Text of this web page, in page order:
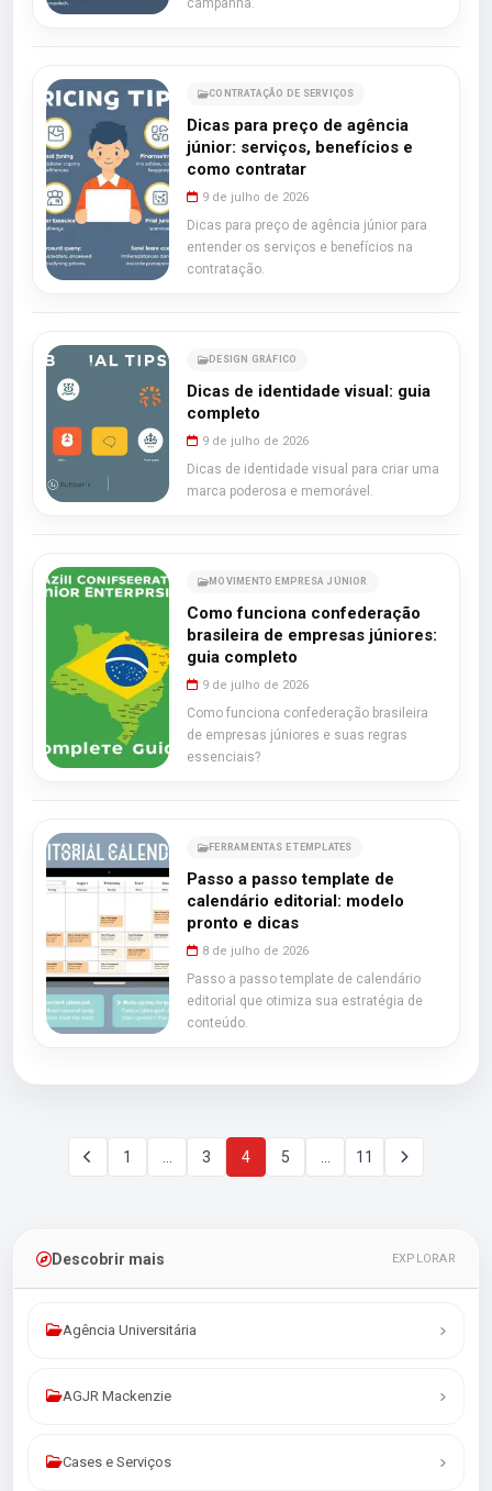
CONTRATAÇÃO DE SERVIÇOS
Dicas para preço de agência
júnior: serviços, benefícios e
como contratar
9 de julho de 2026
Dicas para preço de agência júnior para
entender os serviços e benefícios na
contratação.
DESIGN GRÁFICO
Dicas de identidade visual: guia
completo
9 de julho de 2026
Dicas de identidade visual para criar uma
marca poderosa e memorável.
MOVIMENTO EMPRESA JÚNIOR
Como funciona confederação
brasileira de empresas júniores:
guia completo
9 de julho de 2026
Como funciona confederação brasileira
de empresas júniores e suas regras
essenciais?
FERRAMENTAS E TEMPLATES
Passo a passo template de
calendário editorial: modelo
pronto e dicas
8 de julho de 2026
Passo a passo template de calendário
editorial que otimiza sua estratégia de
conteúdo.
1 3 4 5 11
Descobrir mais EXPLORAR
Agência Universitária
AGJR Mackenzie
Cases e Serviços